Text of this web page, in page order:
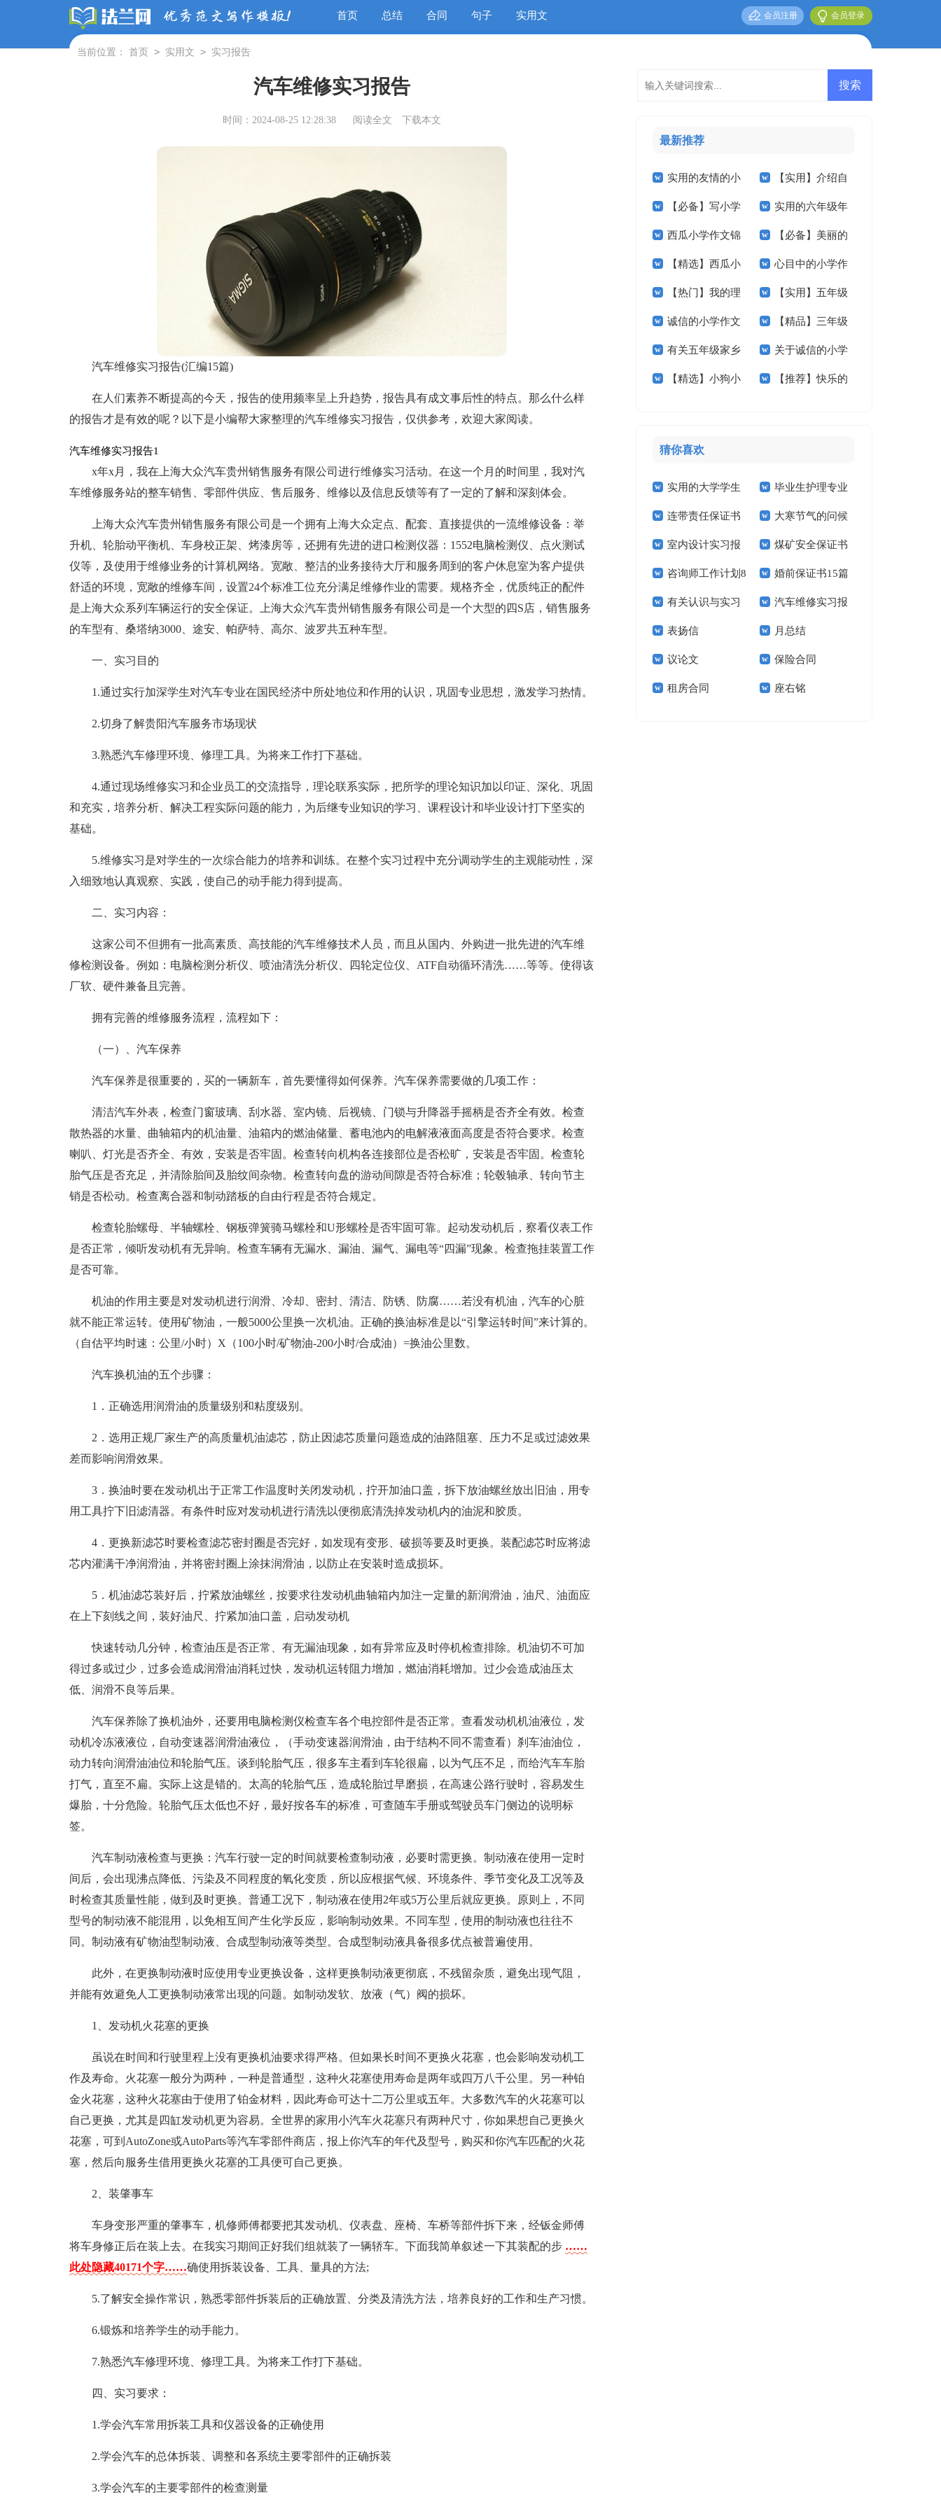
首页 总结 合同 句子 实用文 会员登录
会员注册
当前位置： 首页 > 实用文 > 实习报告
汽车维修实习报告
时间：2024-08-25 12:28:38 阅读全文 下载本文
汽车维修实习报告(汇编15篇)
在人们素养不断提高的今天，报告的使用频率呈上升趋势，报告具有成文事后性的特点。那么什么样
的报告才是有效的呢？以下是小编帮大家整理的汽车维修实习报告，仅供参考，欢迎大家阅读。
汽车维修实习报告1
x年x月，我在上海大众汽车贵州销售服务有限公司进行维修实习活动。在这一个月的时间里，我对汽
车维修服务站的整车销售、零部件供应、售后服务、维修以及信息反馈等有了一定的了解和深刻体会。
上海大众汽车贵州销售服务有限公司是一个拥有上海大众定点、配套、直接提供的一流维修设备：举
升机、轮胎动平衡机、车身校正架、烤漆房等，还拥有先进的进口检测仪器：1552电脑检测仪、点火测试
仪等，及使用于维修业务的计算机网络。宽敞、整洁的业务接待大厅和服务周到的客户休息室为客户提供
舒适的环境，宽敞的维修车间，设置24个标准工位充分满足维修作业的需要。规格齐全，优质纯正的配件
是上海大众系列车辆运行的安全保证。上海大众汽车贵州销售服务有限公司是一个大型的四S店，销售服务
的车型有、桑塔纳3000、途安、帕萨特、高尔、波罗共五种车型。
一、实习目的
1.通过实行加深学生对汽车专业在国民经济中所处地位和作用的认识，巩固专业思想，激发学习热情。
2.切身了解贵阳汽车服务市场现状
3.熟悉汽车修理环境、修理工具。为将来工作打下基础。
4.通过现场维修实习和企业员工的交流指导，理论联系实际，把所学的理论知识加以印证、深化、巩固
和充实，培养分析、解决工程实际问题的能力，为后继专业知识的学习、课程设计和毕业设计打下坚实的
基础。
5.维修实习是对学生的一次综合能力的培养和训练。在整个实习过程中充分调动学生的主观能动性，深
入细致地认真观察、实践，使自己的动手能力得到提高。
二、实习内容：
这家公司不但拥有一批高素质、高技能的汽车维修技术人员，而且从国内、外购进一批先进的汽车维
修检测设备。例如：电脑检测分析仪、喷油清洗分析仪、四轮定位仪、ATF自动循环清洗……等等。使得该
厂软、硬件兼备且完善。
拥有完善的维修服务流程，流程如下：
（一）、汽车保养
汽车保养是很重要的，买的一辆新车，首先要懂得如何保养。汽车保养需要做的几项工作：
清洁汽车外表，检查门窗玻璃、刮水器、室内镜、后视镜、门锁与升降器手摇柄是否齐全有效。检查
散热器的水量、曲轴箱内的机油量、油箱内的燃油储量、蓄电池内的电解液液面高度是否符合要求。检查
喇叭、灯光是否齐全、有效，安装是否牢固。检查转向机构各连接部位是否松旷，安装是否牢固。检查轮
胎气压是否充足，并清除胎间及胎纹间杂物。检查转向盘的游动间隙是否符合标准；轮毂轴承、转向节主
销是否松动。检查离合器和制动踏板的自由行程是否符合规定。
检查轮胎螺母、半轴螺栓、钢板弹簧骑马螺栓和U形螺栓是否牢固可靠。起动发动机后，察看仪表工作
是否正常，倾听发动机有无异响。检查车辆有无漏水、漏油、漏气、漏电等“四漏”现象。检查拖挂装置工作
是否可靠。
机油的作用主要是对发动机进行润滑、冷却、密封、清洁、防锈、防腐……若没有机油，汽车的心脏
就不能正常运转。使用矿物油，一般5000公里换一次机油。正确的换油标准是以“引擎运转时间”来计算的。
（自估平均时速：公里/小时）X（100小时/矿物油-200小时/合成油）=换油公里数。
汽车换机油的五个步骤：
1．正确选用润滑油的质量级别和粘度级别。
2．选用正规厂家生产的高质量机油滤芯，防止因滤芯质量问题造成的油路阻塞、压力不足或过滤效果
差而影响润滑效果。
3．换油时要在发动机出于正常工作温度时关闭发动机，拧开加油口盖，拆下放油螺丝放出旧油，用专
用工具拧下旧滤清器。有条件时应对发动机进行清洗以便彻底清洗掉发动机内的油泥和胶质。
4．更换新滤芯时要检查滤芯密封圈是否完好，如发现有变形、破损等要及时更换。装配滤芯时应将滤
芯内灌满干净润滑油，并将密封圈上涂抹润滑油，以防止在安装时造成损坏。
5．机油滤芯装好后，拧紧放油螺丝，按要求往发动机曲轴箱内加注一定量的新润滑油，油尺、油面应
在上下刻线之间，装好油尺、拧紧加油口盖，启动发动机
快速转动几分钟，检查油压是否正常、有无漏油现象，如有异常应及时停机检查排除。机油切不可加
得过多或过少，过多会造成润滑油消耗过快，发动机运转阻力增加，燃油消耗增加。过少会造成油压太
低、润滑不良等后果。
汽车保养除了换机油外，还要用电脑检测仪检查车各个电控部件是否正常。查看发动机机油液位，发
动机冷冻液液位，自动变速器润滑油液位，（手动变速器润滑油，由于结构不同不需查看）刹车油油位，
动力转向润滑油油位和轮胎气压。谈到轮胎气压，很多车主看到车轮很扁，以为气压不足，而给汽车车胎
打气，直至不扁。实际上这是错的。太高的轮胎气压，造成轮胎过早磨损，在高速公路行驶时，容易发生
爆胎，十分危险。轮胎气压太低也不好，最好按各车的标准，可查随车手册或驾驶员车门侧边的说明标
签。
汽车制动液检查与更换：汽车行驶一定的时间就要检查制动液，必要时需更换。制动液在使用一定时
间后，会出现沸点降低、污染及不同程度的氧化变质，所以应根据气候、环境条件、季节变化及工况等及
时检查其质量性能，做到及时更换。普通工况下，制动液在使用2年或5万公里后就应更换。原则上，不同
型号的制动液不能混用，以免相互间产生化学反应，影响制动效果。不同车型，使用的制动液也往往不
同。制动液有矿物油型制动液、合成型制动液等类型。合成型制动液具备很多优点被普遍使用。
此外，在更换制动液时应使用专业更换设备，这样更换制动液更彻底，不残留杂质，避免出现气阻，
并能有效避免人工更换制动液常出现的问题。如制动发软、放液（气）阀的损坏。
1、发动机火花塞的更换
虽说在时间和行驶里程上没有更换机油要求得严格。但如果长时间不更换火花塞，也会影响发动机工
作及寿命。火花塞一般分为两种，一种是普通型，这种火花塞使用寿命是两年或四万八千公里。另一种铂
金火花塞，这种火花塞由于使用了铂金材料，因此寿命可达十二万公里或五年。大多数汽车的火花塞可以
自己更换，尤其是四缸发动机更为容易。全世界的家用小汽车火花塞只有两种尺寸，你如果想自己更换火
花塞，可到AutoZone或AutoParts等汽车零部件商店，报上你汽车的年代及型号，购买和你汽车匹配的火花
塞，然后向服务生借用更换火花塞的工具便可自己更换。
2、装肇事车
车身变形严重的肇事车，机修师傅都要把其发动机、仪表盘、座椅、车桥等部件拆下来，经钣金师傅
将车身修正后在装上去。在我实习期间正好我们组就装了一辆轿车。下面我简单叙述一下其装配的步 ……
此处隐藏40171个字……确使用拆装设备、工具、量具的方法;
5.了解安全操作常识，熟悉零部件拆装后的正确放置、分类及清洗方法，培养良好的工作和生产习惯。
6.锻炼和培养学生的动手能力。
7.熟悉汽车修理环境、修理工具。为将来工作打下基础。
四、实习要求：
1.学会汽车常用拆装工具和仪器设备的正确使用
2.学会汽车的总体拆装、调整和各系统主要零部件的正确拆装
3.学会汽车的主要零部件的检查测量
最新推荐
实用的友情的小
学作文七篇
【实用】介绍自
己小学作文9篇
【必备】写小学
的作文七篇
实用的六年级年
的作文300字汇编6
篇
西瓜小学作文锦
集九篇
【必备】美丽的
小学作文六篇
【精选】西瓜小
学作文合集七篇
心目中的小学作
文4篇
【热门】我的理
想小学作文4篇
【实用】五年级
家乡的作文锦集六篇
诚信的小学作文
汇总六篇
【精品】三年级
秋天作文四篇
有关五年级家乡
的作文集锦6篇
关于诚信的小学
作文合集10篇
【精选】小狗小 【推荐】快乐的
猜你喜欢
实用的大学学生
实习报告范文锦集六
篇
毕业生护理专业
求职信精选15篇
连带责任保证书 大寒节气的问候
祝福语
室内设计实习报
告汇编15篇
煤矿安全保证书
(15篇)
咨询师工作计划8
篇
婚前保证书15篇
有关认识与实习
报告模板集锦十篇
汽车维修实习报
告(汇编15篇)
表扬信 月总结
议论文 保险合同
租房合同 座右铭